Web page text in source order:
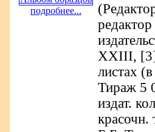
подробнее...
XXIII,
листах
Тираж 5
издат.